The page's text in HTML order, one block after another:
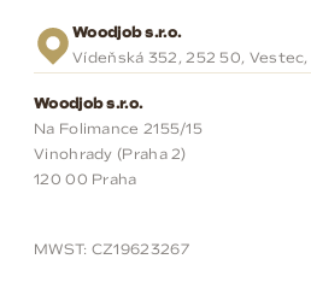
Woodjob s.r.o.
Vídeňská 352, 252 50,
Woodjob s.r.o.
Na Folimance 2155/15
Vinohrady (Praha 2)
120 00 Praha
MWST: CZ19623267